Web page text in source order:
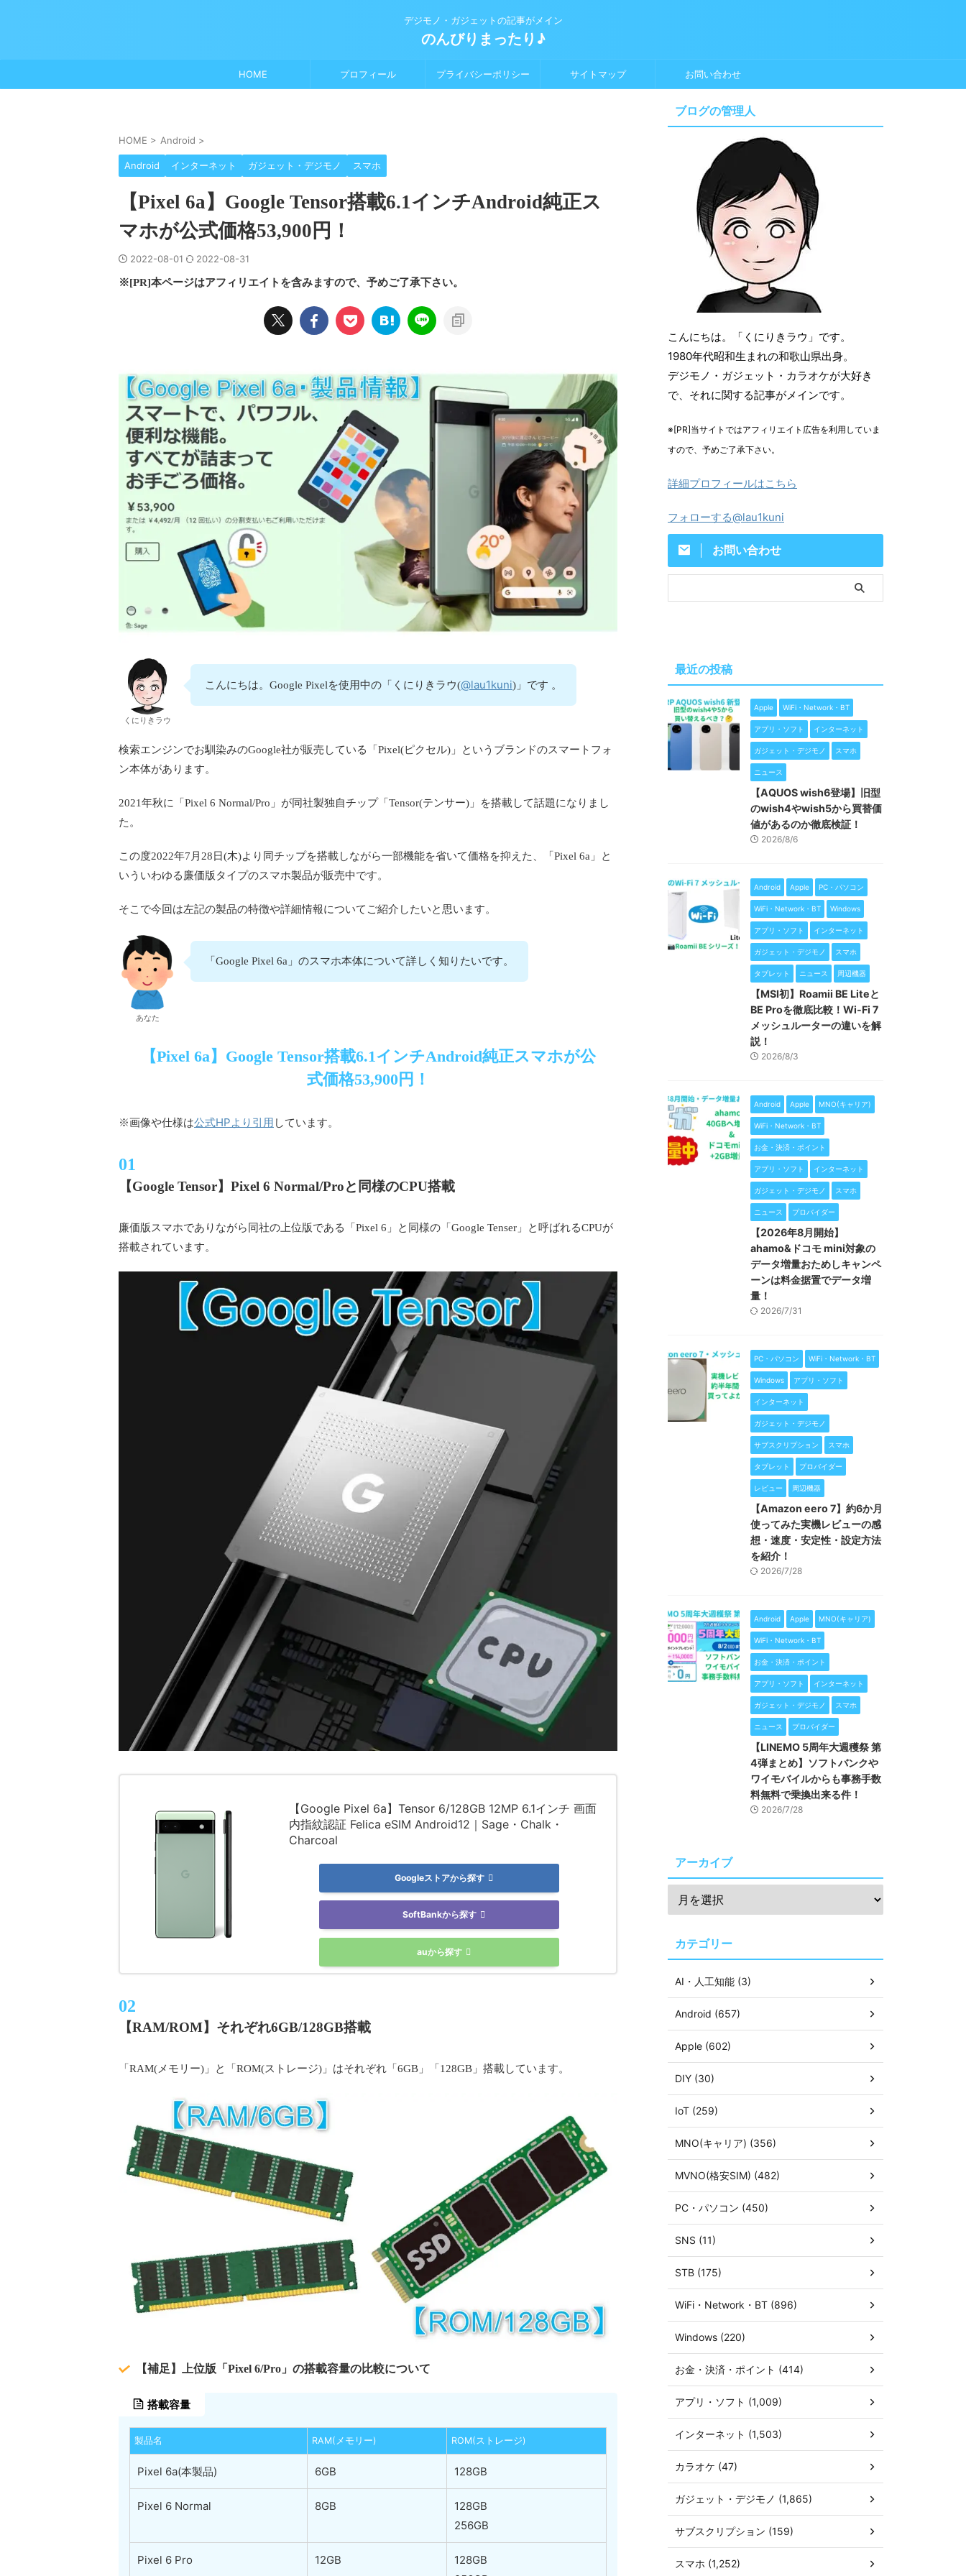
デジモノ・ガジェットの記事がメイン
のんびりまったり♪
HOME プロフィール プライバシーポリシー サイトマップ お問い合わせ
HOME > Android >
Android インターネット ガジェット・デジモノ スマホ
【Pixel 6a】Google Tensor搭載6.1インチAndroid純正ス
マホが公式価格53,900円！
2022-08-01 2022-08-31
※[PR]本ページはアフィリエイトを含みますので、予めご了承下さい。
くにりきラウ
こんにちは。Google Pixelを使用中の「くにりきラウ(@lau1kuni)」です 。
検索エンジンでお馴染みのGoogle社が販売している「Pixel(ピクセル)」というブランドのスマートフォ
ン本体があります。
2021年秋に「Pixel 6 Normal/Pro」が同社製独自チップ「Tensor(テンサー)」を搭載して話題になりまし
た。
この度2022年7月28日(木)より同チップを搭載しながら一部機能を省いて価格を抑えた、「Pixel 6a」と
いういわゆる廉価版タイプのスマホ製品が販売中です。
そこで今回は左記の製品の特徴や詳細情報についてご紹介したいと思います。
あなた
「Google Pixel 6a」のスマホ本体について詳しく知りたいです。
【Pixel 6a】Google Tensor搭載6.1インチAndroid純正スマホが公
式価格53,900円！
※画像や仕様は公式HPより引用 しています。
【Google Tensor】Pixel 6 Normal/Proと同様のCPU搭載
廉価版スマホでありながら同社の上位版である「Pixel 6」と同様の「Google Tenser」と呼ばれるCPUが
搭載されています。
【Google Pixel 6a】Tensor 6/128GB 12MP 6.1インチ 画面
内指紋認証 Felica eSIM Android12｜Sage・Chalk・
Charcoal
Googleストアから探す
SoftBankから探す
auから探す
【RAM/ROM】それぞれ6GB/128GB搭載
「RAM(メモリー)」と「ROM(ストレージ)」はそれぞれ「6GB」「128GB」搭載しています。
【補足】上位版「Pixel 6/Pro」の搭載容量の比較について
搭載容量
製品名 RAM(メモリー) ROM(ストレージ)
Pixel 6a(本製品) 6GB 128GB
Pixel 6 Normal 8GB
128GB
256GB
Pixel 6 Pro 12GB
128GB
ブログの管理人
こんにちは。「くにりきラウ」です。
1980年代昭和生まれの和歌山県出身。
デジモノ・ガジェット・カラオケが大好き
で、それに関する記事がメインです。
※[PR]当サイトではアフィリエイト広告を利用していま
すので、予めご了承下さい。
詳細プロフィールはこちら
フォローする@lau1kuni
お問い合わせ
最近の投稿
Apple WiFi・Network・BT
アプリ・ソフト インターネット
ガジェット・デジモノ スマホ
ニュース
【AQUOS wish6登場】旧型
のwish4やwish5から買替価
値があるのか徹底検証！
2026/8/6
Android Apple PC・パソコン
WiFi・Network・BT Windows
アプリ・ソフト インターネット
ガジェット・デジモノ スマホ
タブレット ニュース 周辺機器
【MSI初】Roamii BE Liteと
BE Proを徹底比較！Wi-Fi 7
メッシュルーターの違いを解
説！
2026/8/3
Android Apple MNO(キャリア)
WiFi・Network・BT
お金・決済・ポイント
アプリ・ソフト インターネット
ガジェット・デジモノ スマホ
ニュース プロバイダー
【2026年8月開始】
ahamo&ドコモ mini対象の
データ増量おためしキャンペ
ーンは料金据置でデータ増
量！
2026/7/31
PC・パソコン WiFi・Network・BT
Windows アプリ・ソフト
インターネット
ガジェット・デジモノ
サブスクリプション スマホ
タブレット プロバイダー
レビュー 周辺機器
【Amazon eero 7】約6か月
使ってみた実機レビューの感
想・速度・安定性・設定方法
を紹介！
2026/7/28
Android Apple MNO(キャリア)
WiFi・Network・BT
お金・決済・ポイント
アプリ・ソフト インターネット
ガジェット・デジモノ スマホ
ニュース プロバイダー
【LINEMO 5周年大週穫祭 第
4弾まとめ】ソフトバンクや
ワイモバイルからも事務手数
料無料で乗換出来る件！
2026/7/28
アーカイブ
カテゴリー
AI・人工知能 (3)
Android (657)
Apple (602)
DIY (30)
IoT (259)
MNO(キャリア) (356)
MVNO(格安SIM) (482)
PC・パソコン (450)
SNS (11)
STB (175)
WiFi・Network・BT (896)
Windows (220)
お金・決済・ポイント (414)
アプリ・ソフト (1,009)
インターネット (1,503)
カラオケ (47)
ガジェット・デジモノ (1,865)
サブスクリプション (159)
スマホ (1,252)